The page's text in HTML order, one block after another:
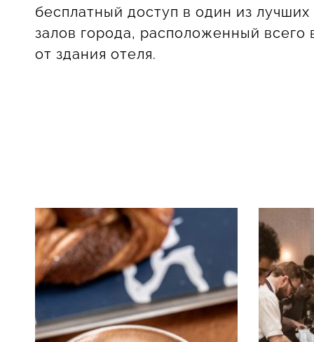
бесплатный доступ в один из
залов города, расположенный всего
от здания отеля.